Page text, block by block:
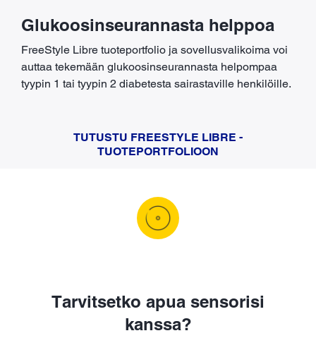
Glukoosinseurannasta helppoa
FreeStyle Libre tuoteportfolio ja sovellusvalikoima voi
auttaa tekemään glukoosinseurannasta helpompaa
tyypin 1 tai tyypin 2 diabetesta sairastaville henkilöille.
TUTUSTU FREESTYLE LIBRE -
TUOTEPORTFOLIOON
Tarvitsetko apua sensorisi
kanssa?